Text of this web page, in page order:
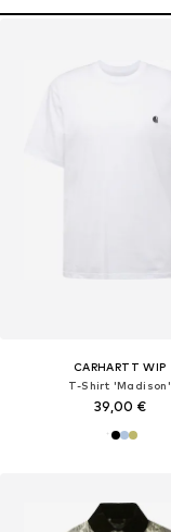
CARHARTT WIP
T-Shirt 'Madison'
39,00 €